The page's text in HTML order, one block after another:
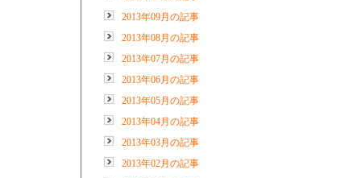
2013年09月の記事
2013年08月の記事
2013年07月の記事
2013年06月の記事
2013年05月の記事
2013年04月の記事
2013年03月の記事
2013年02月の記事